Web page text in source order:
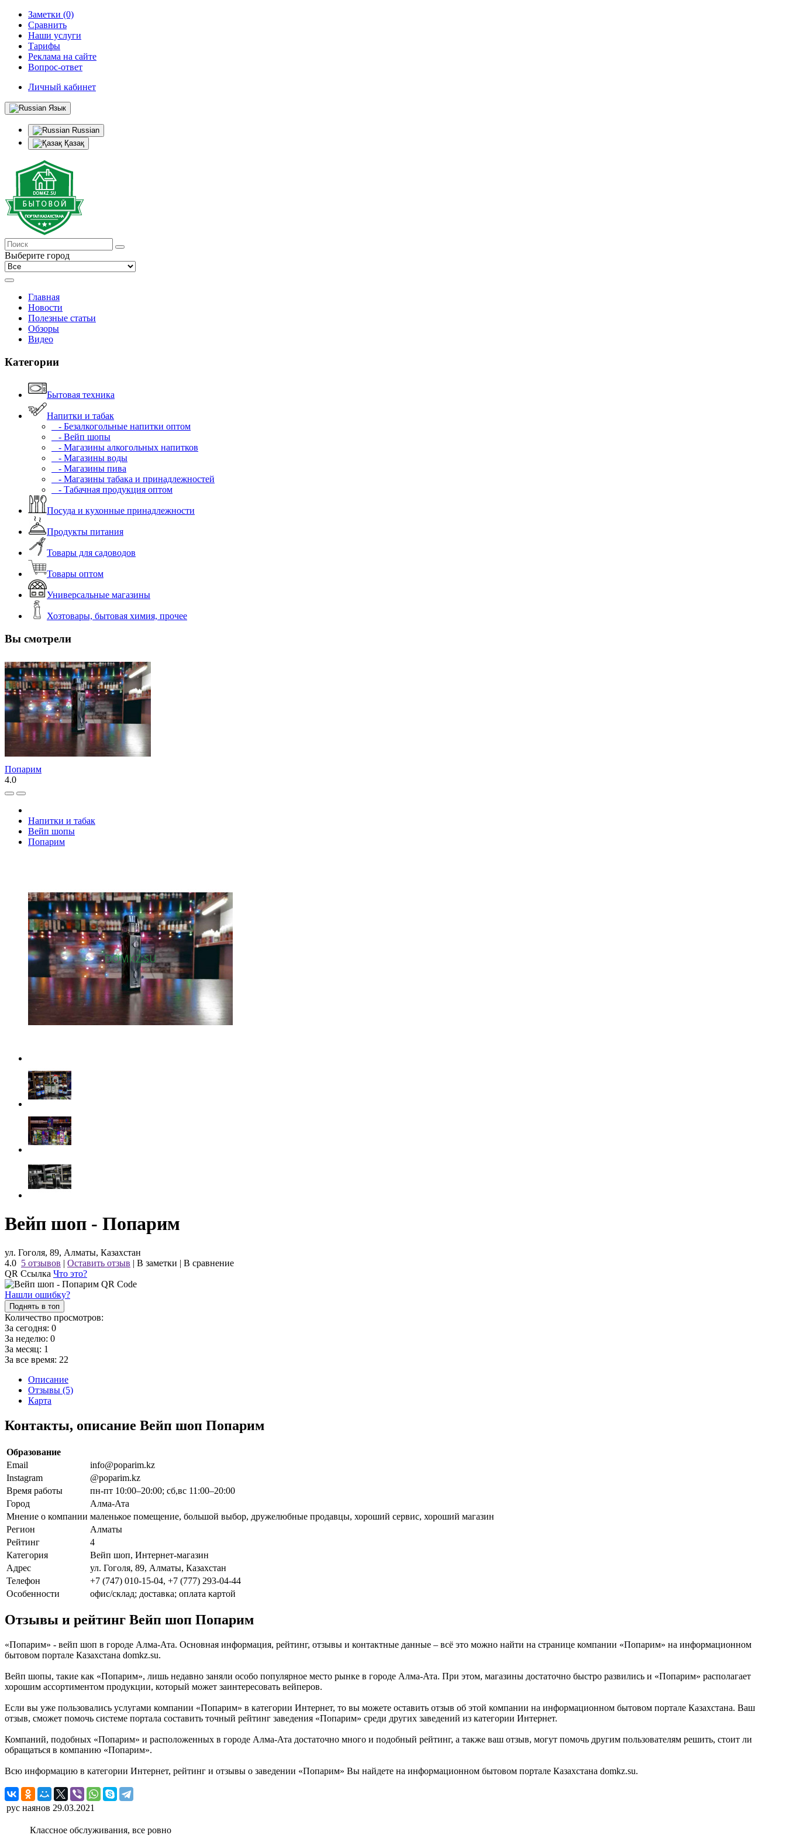
Заметки (0)
Сравнить
Наши услуги
Тарифы
Реклама на сайте
Вопрос-ответ
Личный кабинет
Язык
Russian
Қазақ
Выберите город
Главная
Новости
Полезные статьи
Обзоры
Видео
Категории
Бытовая техника
Напитки и табак
- Безалкогольные напитки оптом
- Вейп шопы
- Магазины алкогольных напитков
- Магазины воды
- Магазины пива
- Магазины табака и принадлежностей
- Табачная продукция оптом
Посуда и кухонные принадлежности
Продукты питания
Товары для садоводов
Товары оптом
Универсальные магазины
Хозтовары, бытовая химия, прочее
Вы смотрели
Попарим
4.0
Напитки и табак
Вейп шопы
Попарим
Вейп шоп - Попарим
ул. Гоголя, 89, Алматы, Казахстан
4.0 5 отзывов | Оставить отзыв | В заметки | В сравнение
QR Ссылка Что это?
Нашли ошибку?
Поднять в топ
Количество просмотров:
За сегодня: 0
За неделю: 0
За месяц: 1
За все время: 22
Описание
Отзывы (5)
Карта
Контакты, описание Вейп шоп Попарим
Образование
Email
info@poparim.kz
Instagram
@poparim.kz
Время работы
пн-пт 10:00–20:00; сб,вс 11:00–20:00
Город
Алма-Ата
Мнение о компании маленькое помещение, большой выбор, дружелюбные продавцы, хороший сервис, хороший магазин
Регион
Алматы
Рейтинг
4
Категория
Вейп шоп, Интернет-магазин
Адрес
ул. Гоголя, 89, Алматы, Казахстан
Телефон
+7 (747) 010-15-04, +7 (777) 293-04-44
Особенности
офис/склад; доставка; оплата картой
Отзывы и рейтинг Вейп шоп Попарим
«Попарим» - вейп шоп в городе Алма-Ата. Основная информация, рейтинг, отзывы и контактные данные – всё это можно найти на странице компании «Попарим» на информационном
бытовом портале Казахстана domkz.su.
Вейп шопы, такие как «Попарим», лишь недавно заняли особо популярное место рынке в городе Алма-Ата. При этом, магазины достаточно быстро развились и «Попарим» располагает
хорошим ассортиментом продукции, который может заинтересовать вейперов.
Если вы уже пользовались услугами компании «Попарим» в категории Интернет, то вы можете оставить отзыв об этой компании на информационном бытовом портале Казахстана. Ваш
отзыв, сможет помочь системе портала составить точный рейтинг заведения «Попарим» среди других заведений из категории Интернет.
Компаний, подобных «Попарим» и расположенных в городе Алма-Ата достаточно много и подобный рейтинг, а также ваш отзыв, могут помочь другим пользователям решить, стоит ли
обращаться в компанию «Попарим».
Всю информацию в категории Интернет, рейтинг и отзывы о заведении «Попарим» Вы найдете на информационном бытовом портале Казахстана domkz.su.
рус наянов 29.03.2021
Классное обслуживания, все ровно